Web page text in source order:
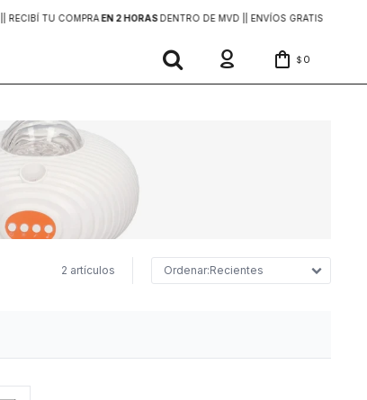
| RECIBÍ TU COMPRAEN 2 HORASDENTRO DE MVD | | ENVÍOS GRATIS
$ 0
2 artículos Recientes